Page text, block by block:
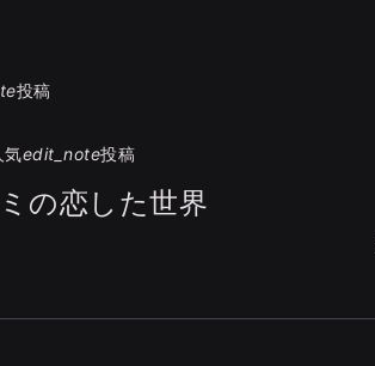
投稿
気edit_note投稿
の恋した世界